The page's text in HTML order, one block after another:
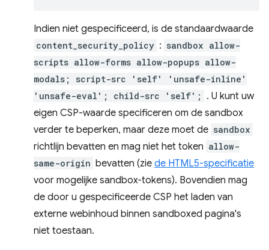
Indien niet gespecificeerd, is de standaardwaarde
content_security_policy : sandbox allow-
scripts allow-forms allow-popups allow-
modals; script-src 'self' 'unsafe-inline'
'unsafe-eval'; child-src 'self';
. U kunt uw
eigen CSP-waarde specificeren om de sandbox
verder te beperken, maar deze moet de sandbox
richtlijn bevatten en mag niet het token allow-
same-origin bevatten (zie de HTML5-specificatie
voor mogelijke sandbox-tokens). Bovendien mag
de door u gespecificeerde CSP het laden van
externe webinhoud binnen sandboxed pagina's
niet toestaan.